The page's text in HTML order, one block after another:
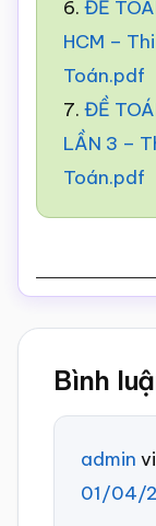
6. ĐỀ
HCM –
Toán.pdf
7. ĐỀ
LẦN 3 –
Toán.pdf
Reader
Bình
admin
01/04/